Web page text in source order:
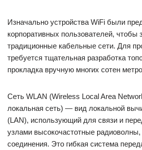
Изначально устройства WiFi были
корпоративных пользователей, чтобы
традиционные кабельные сети. Для
требуется тщательная разработка
прокладка вручную многих сотен
Сеть WLAN (Wireless Local Area
локальная сеть) — вид локальной
(LAN), использующий для связи и
узлами высокочастотные
соединения. Это гибкая система